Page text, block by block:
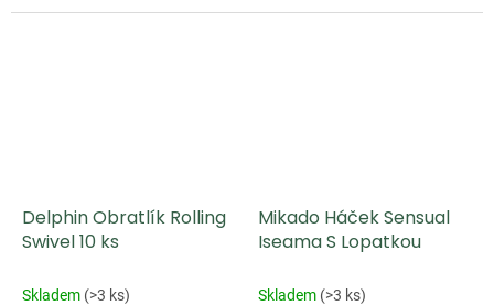
Delphin Obratlík Rolling
Swivel 10 ks
Skladem (>3 ks)
Mikado Háček Sensual
Iseama S Lopatkou
Skladem (>3 ks)